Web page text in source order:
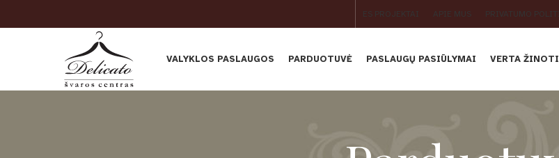
ES PROJEKTAI APIE MUS PRIVATUMO
VALYKLOS PASLAUGOS PARDUOTUVĖ PASLAUGŲ PASIŪLYMAI VERTA ŽINOTI